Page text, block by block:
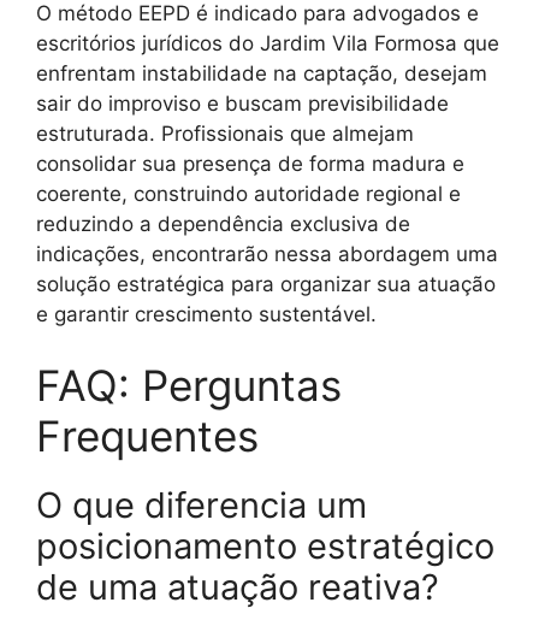
O método EEPD é indicado para advogados e
escritórios jurídicos do Jardim Vila Formosa que
enfrentam instabilidade na captação, desejam
sair do improviso e buscam previsibilidade
estruturada. Profissionais que almejam
consolidar sua presença de forma madura e
coerente, construindo autoridade regional e
reduzindo a dependência exclusiva de
indicações, encontrarão nessa abordagem uma
solução estratégica para organizar sua atuação
e garantir crescimento sustentável.
FAQ: Perguntas
Frequentes
O que diferencia um
posicionamento estratégico
de uma atuação reativa?